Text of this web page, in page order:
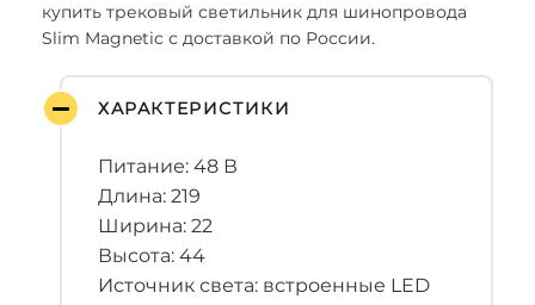
купить трековый светильник для шинопровода
Slim Magnetic с доставкой по России.
ХАРАКТЕРИСТИКИ
Питание: 48 В
Длина: 219
Ширина: 22
Высота: 44
Источник света: встроенные LED